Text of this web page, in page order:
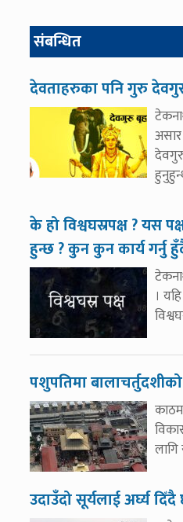
संबन्धित
देवताहरुका पनि गुरु
के हो विश्वघस्रपक्ष ? यस
हुन्छ ? कुन कुन कार्य गर्नु
।
पशुपतिमा
लागि
उदाउँदो सूर्यलाई अर्घ्य